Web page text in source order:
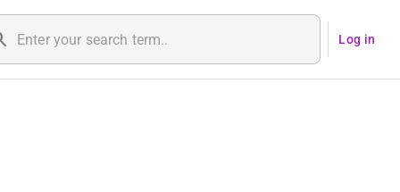
Log in